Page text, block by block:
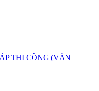
THI CÔNG (VĂN